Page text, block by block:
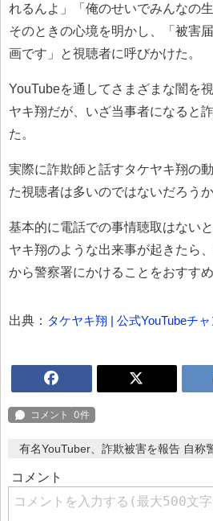
れるんよ」「俺のせいでみんなの
そのときの心境を明かし、「被害
画です」と視聴者に呼びかけた。
YouTubeを通してさまざまな闇を
ヤキ翔だが、いざ当事者になると
た。
実際に詐欺師と話すタケヤキ翔の
た視聴者は多いのではないだろうか
基本的に電話での事情聴取はない
ヤキ翔のような出来事が起きたら
から警察署にかけることをおすすめ
出典： タケヤキ翔 | 公式YouTubeチ
有名YouTuber、詐欺被害を報告 自称